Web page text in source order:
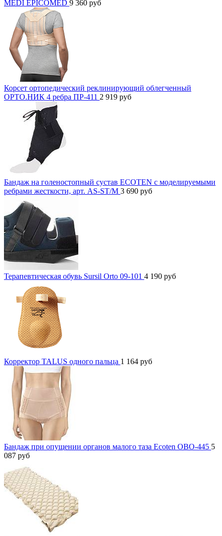
MEDI EPICOMED 9 360 руб
Корсет ортопедический реклинирующий облегченный
ОРТО.НИК 4 ребра ПР-411 2 919 руб
Бандаж на голеностопный сустав ECOTEN с моделируемыми
ребрами жесткости, арт. AS-ST/M 3 690 руб
Терапевтическая обувь Sursil Orto 09-101 4 190 руб
Корректор TALUS одного пальца 1 164 руб
Бандаж при опущении органов малого таза Ecoten ОВО-445 5
087 руб